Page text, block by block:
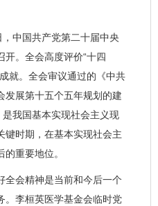
中国共产党第二十届中央
开。全会高度评价“十四
就。全会审议通过的《中共
发展第十五个五年规划的建
是我国基本实现社会主义现
键时期，在基本实现社会主
重要地位。
会精神是当前和今后一个
。李桓英医学基金会临时党